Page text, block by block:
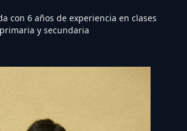
con 6 años de experiencia en clases
y secundaria